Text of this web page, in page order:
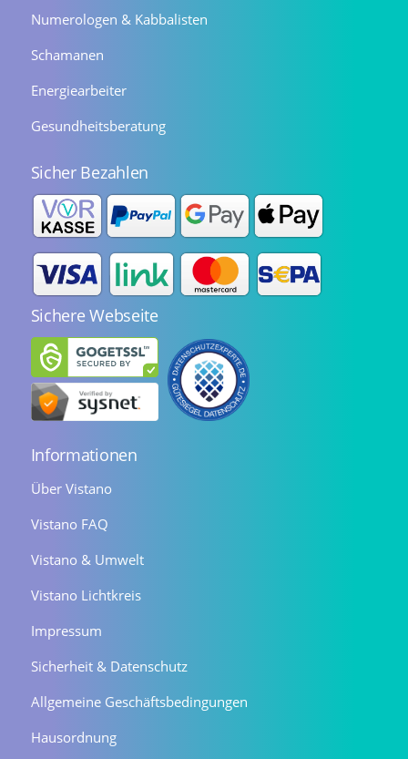
Numerologen & Kabbalisten
Schamanen
Energiearbeiter
Gesundheitsberatung
Sicher Bezahlen
Sichere Webseite
Informationen
Über Vistano
Vistano FAQ
Vistano & Umwelt
Vistano Lichtkreis
Impressum
Sicherheit & Datenschutz
Allgemeine Geschäftsbedingungen
Hausordnung